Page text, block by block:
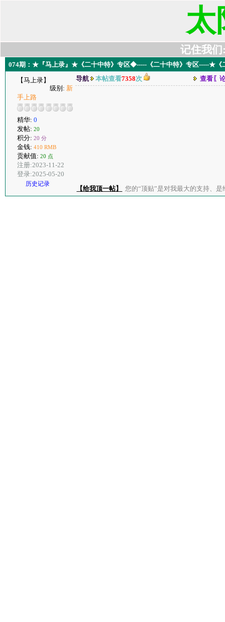
太
记住我们
074期：★『马上录』★《二十中特》专区◆-----《二十中特》专区-----★
【马上录】
级别: 新
手上路
精华: 0
发帖: 20
积分: 20 分
金钱: 410 RMB
贡献值: 20 点
注册:2023-11-22
登录:2025-05-20
历史记录
导航 本帖查看7358次 查看〖
【给我顶一帖】 您的“顶贴”是对我最大的支持、